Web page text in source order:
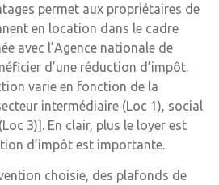
permet aux propriétaires de
en location dans le cadre
avec l’Agence nationale de
d’une réduction d’impôt.
varie en fonction de la
intermédiaire (Loc 1), social
3)]. En clair, plus le loyer est
d’impôt est importante.
choisie, des plafonds de